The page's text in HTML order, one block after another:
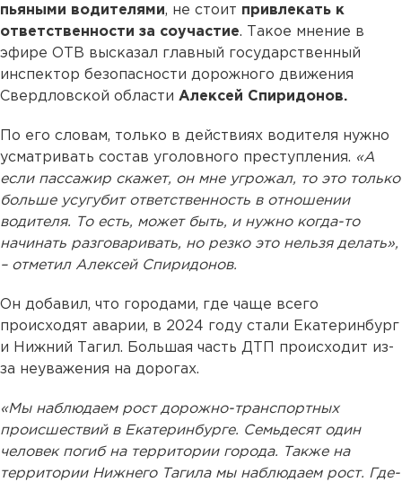
пьяными водителями, не стоит привлекать к
ответственности за соучастие. Такое мнение в
эфире ОТВ высказал главный государственный
инспектор безопасности дорожного движения
Свердловской области Алексей Спиридонов.
По его словам, только в действиях водителя нужно
усматривать состав уголовного преступления. «А
если пассажир скажет, он мне угрожал, то это только
больше усугубит ответственность в отношении
водителя. То есть, может быть, и нужно когда-то
начинать разговаривать, но резко это нельзя делать»,
– отметил Алексей Спиридонов.
Он добавил, что городами, где чаще всего
происходят аварии, в 2024 году стали Екатеринбург
и Нижний Тагил. Большая часть ДТП происходит из-
за неуважения на дорогах.
«Мы наблюдаем рост дорожно-транспортных
происшествий в Екатеринбурге. Семьдесят один
человек погиб на территории города. Также на
территории Нижнего Тагила мы наблюдаем рост. Где-